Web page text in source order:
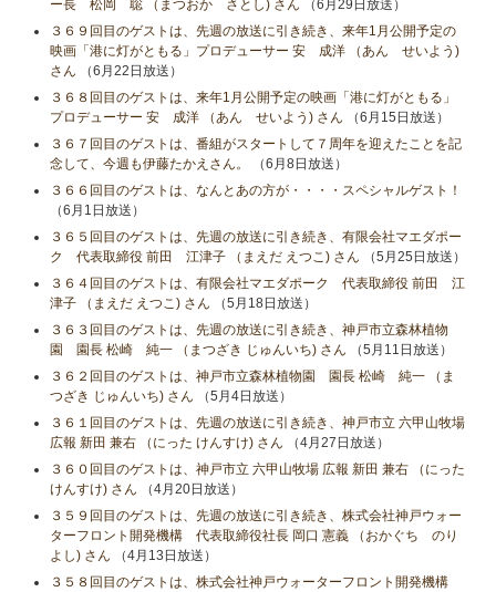
ー長 松岡 聡 （まつおか さとし) さん （6月29日放送）
３６９回目のゲストは、先週の放送に引き続き、来年1月公開予定の
映画「港に灯がともる」プロデューサー 安 成洋 （あん せいよう)
さん （6月22日放送）
３６８回目のゲストは、来年1月公開予定の映画「港に灯がともる」
プロデューサー 安 成洋 （あん せいよう) さん （6月15日放送）
３６７回目のゲストは、番組がスタートして７周年を迎えたことを記
念して、今週も伊藤たかえさん。
（6月8日放送）
３６６回目のゲストは、なんとあの方が・・・・スペシャルゲスト！
（6月1日放送）
３６５回目のゲストは、先週の放送に引き続き、有限会社マエダポー
ク 代表取締役 前田 江津子 （まえだ えつこ) さん （5月25日放送）
３６４回目のゲストは、有限会社マエダポーク 代表取締役 前田 江
津子 （まえだ えつこ) さん （5月18日放送）
３６３回目のゲストは、先週の放送に引き続き、神戸市立森林植物
園 園長 松崎 純一 （まつざき じゅんいち) さん （5月11日放送）
３６２回目のゲストは、神戸市立森林植物園 園長 松崎 純一 （ま
つざき じゅんいち) さん （5月4日放送）
３６１回目のゲストは、先週の放送に引き続き、神戸市立 六甲山牧場
広報 新田 兼右 （にった けんすけ) さん （4月27日放送）
３６０回目のゲストは、神戸市立 六甲山牧場 広報 新田 兼右 （にった
けんすけ) さん （4月20日放送）
３５９回目のゲストは、先週の放送に引き続き、株式会社神戸ウォー
ターフロント開発機構 代表取締役社長 岡口 憲義 （おかぐち のり
よし) さん （4月13日放送）
３５８回目のゲストは、株式会社神戸ウォーターフロント開発機構